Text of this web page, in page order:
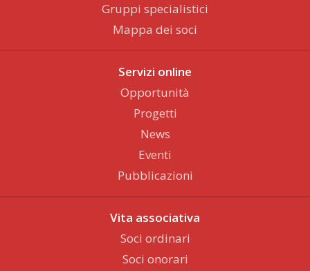
Gruppi specialistici
Mappa dei soci
Servizi online
Opportunità
Progetti
News
Eventi
Pubblicazioni
Vita associativa
Soci ordinari
Soci onorari